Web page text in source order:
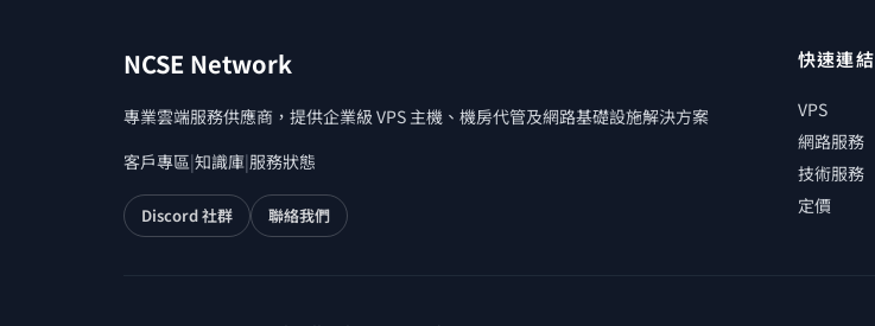
NCSE Network
專業雲端服務供應商，提供企業級 VPS 主機、機房代管及網路基礎設施解決方案
客戶專區|知識庫|服務狀態
Discord 社群 聯絡我們
快速連結
VPS
網路服務
技術服務
定價